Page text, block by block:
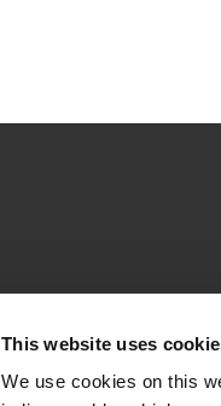
This website uses
We use cookies on this